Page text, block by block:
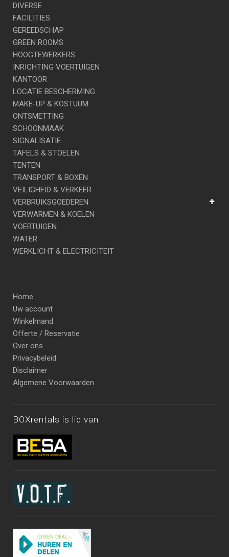
DIVERSE
FACILITIES
GEREEDSCHAP
GREEN ROOMS
HOOGTEWERKERS
INRICHTING VOERTUIGEN
KANTOOR
LOCATIE BESCHERMING
MAKE-UP & KOSTUUM
ONTSMETTING
SCHOONMAAK
SIGNALISATIE
TAFELS & STOELEN
TENTEN
TRANSPORT & BOXEN
VEILIGHEID & VERKEER
VERBRUIKSGOEDEREN
VERWARMEN & KOELEN
VOERTUIGEN
WATER
WERKLICHT & ELECTRICITEIT
Home
Uw account
Winkelmand
Offerte / Reservatie
Over ons
Privacybeleid
Disclaimer
Algemene Voorwaarden
BOXrentals is lid van